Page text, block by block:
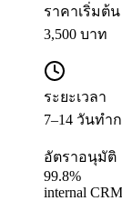
ราคาเริ่มต้น
3,500 บาท
ระยะเวลา
7–14 วันทำ
อัตราอนุมัติ
99.8%
internal CRM